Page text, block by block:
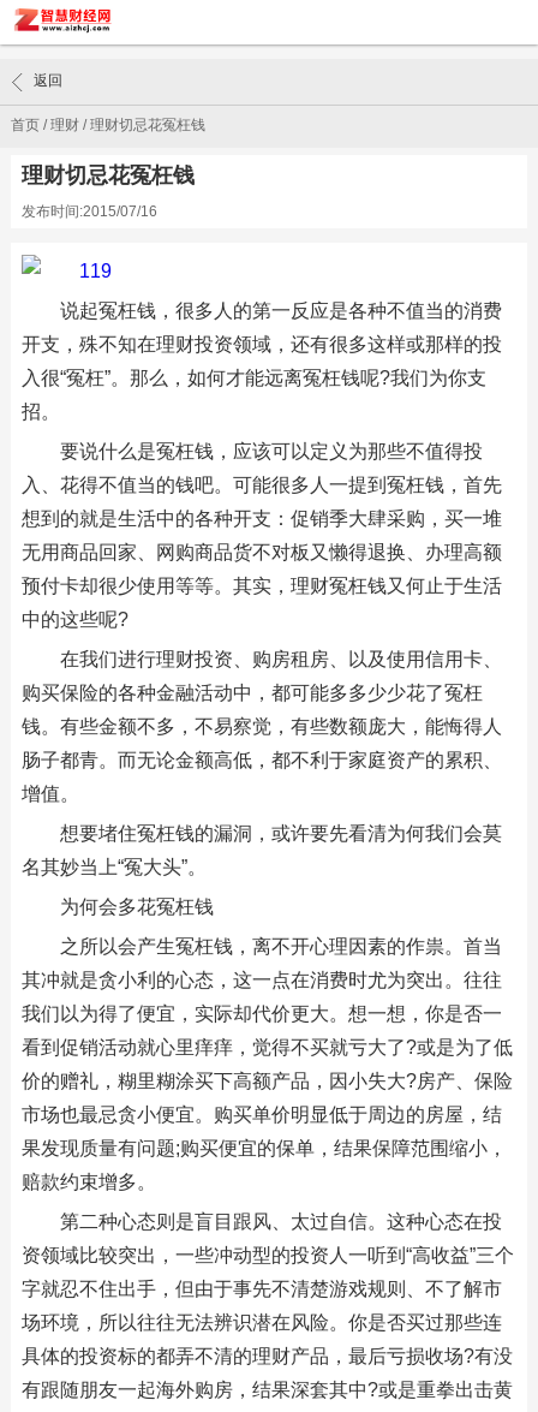
首页/理财/理财切忌花冤枉钱
返回
理财切忌花冤枉钱
发布时间:2015/07/16
说起冤枉钱，很多人的第一反应是各种不值当的消费
开支，殊不知在理财投资领域，还有很多这样或那样的投
入很“冤枉”。那么，如何才能远离冤枉钱呢?我们为你支
招。
要说什么是冤枉钱，应该可以定义为那些不值得投
入、花得不值当的钱吧。可能很多人一提到冤枉钱，首先
想到的就是生活中的各种开支：促销季大肆采购，买一堆
无用商品回家、网购商品货不对板又懒得退换、办理高额
预付卡却很少使用等等。其实，理财冤枉钱又何止于生活
中的这些呢?
在我们进行理财投资、购房租房、以及使用信用卡、
购买保险的各种金融活动中，都可能多多少少花了冤枉
钱。有些金额不多，不易察觉，有些数额庞大，能悔得人
肠子都青。而无论金额高低，都不利于家庭资产的累积、
增值。
想要堵住冤枉钱的漏洞，或许要先看清为何我们会莫
名其妙当上“冤大头”。
为何会多花冤枉钱
之所以会产生冤枉钱，离不开心理因素的作祟。首当
其冲就是贪小利的心态，这一点在消费时尤为突出。往往
我们以为得了便宜，实际却代价更大。想一想，你是否一
看到促销活动就心里痒痒，觉得不买就亏大了?或是为了低
价的赠礼，糊里糊涂买下高额产品，因小失大?房产、保险
市场也最忌贪小便宜。购买单价明显低于周边的房屋，结
果发现质量有问题;购买便宜的保单，结果保障范围缩小，
赔款约束增多。
第二种心态则是盲目跟风、太过自信。这种心态在投
资领域比较突出，一些冲动型的投资人一听到“高收益”三个
字就忍不住出手，但由于事先不清楚游戏规则、不了解市
场环境，所以往往无法辨识潜在风险。你是否买过那些连
具体的投资标的都弄不清的理财产品，最后亏损收场?有没
有跟随朋友一起海外购房，结果深套其中?或是重拳出击黄